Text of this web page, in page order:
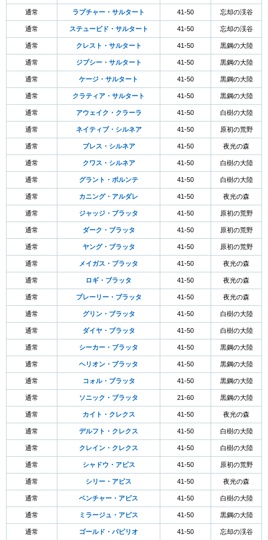
通常 ラプチャー・サルタート 41-50 忘却の渓谷
通常 ステューピド・サルタート 41-50 忘却の渓谷
通常 クレスト・サルタート 41-50 黒鋼の大陸
通常 ジプシー・サルタート 41-50 黒鋼の大陸
通常 ケージ・サルタート 41-50 黒鋼の大陸
通常 クラティア・サルタート 41-50 黒鋼の大陸
通常 アウェイク・クラーラ 41-50 白樹の大陸
通常 ネイティブ・シルネア 41-50 原初の荒野
通常 ブレス・シルネア 41-50 夜光の森
通常 クワス・シルネア 41-50 白樹の大陸
通常 グラント・ボルンテ 41-50 白樹の大陸
通常 カニング・アルダレ 41-50 夜光の森
通常 ジャッジ・ブラッタ 41-50 原初の荒野
通常 ダーク・ブラッタ 41-50 原初の荒野
通常 ヤング・ブラッタ 41-50 原初の荒野
通常 メイガス・ブラッタ 41-50 夜光の森
通常 ロギ・ブラッタ 41-50 夜光の森
通常 プレーリー・ブラッタ 41-50 夜光の森
通常 グリン・ブラッタ 41-50 白樹の大陸
通常 ダイヤ・ブラッタ 41-50 白樹の大陸
通常 シーカー・ブラッタ 41-50 黒鋼の大陸
通常 ヘリオン・ブラッタ 41-50 黒鋼の大陸
通常 コォル・ブラッタ 41-50 黒鋼の大陸
通常 ソニック・ブラッタ 21-60 黒鋼の大陸
通常 カイト・クレクス 41-50 夜光の森
通常 デルフト・クレクス 41-50 白樹の大陸
通常 クレイン・クレクス 41-50 白樹の大陸
通常 シャドウ・アピス 41-50 原初の荒野
通常 シリー・アピス 41-50 夜光の森
通常 ベンチャー・アピス 41-50 白樹の大陸
通常 ミラージュ・アピス 41-50 黒鋼の大陸
通常 ゴールド・パピリオ 41-50 忘却の渓谷